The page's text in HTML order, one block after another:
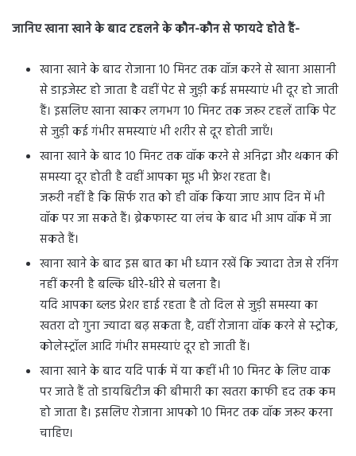
जानिए खाना खाने के बाद टहलने के कौन-कौन से फायदे होते हैं-
खाना खाने के बाद रोजाना 10 मिनट तक वॉज करने से खाना आसानी
से डाइजेस्ट हो जाता है वहीं पेट से जुड़ी कई समस्याएं भी दूर हो जाती
हैं। इसलिए खाना खाकर लगभग 10 मिनट तक जरूर टहलें ताकि पेट
से जुड़ी कई गंभीर समस्याएं भी शरीर से दूर होती जाएँ।
खाना खाने के बाद 10 मिनट तक वॉक करने से अनिद्रा और थकान की
समस्या दूर होती है वहीं आपका मूड भी फ्रेश रहता है।
जरूरी नहीं है कि सिर्फ रात को ही वॉक किया जाए आप दिन में भी
वॉक पर जा सकते हैं। ब्रेकफास्ट या लंच के बाद भी आप वॉक में जा
सकते हैं।
खाना खाने के बाद इस बात का भी ध्यान रखें कि ज्यादा तेज से रनिंग
नहीं करनी है बल्कि धीरे-धीरे से चलना है।
यदि आपका ब्लड प्रेशर हाई रहता है तो दिल से जुड़ी समस्या का
खतरा दो गुना ज्यादा बढ़ सकता है, वहीं रोजाना वॉक करने से स्ट्रोक,
कोलेस्ट्रॉल आदि गंभीर समस्याएं दूर हो जाती हैं।
खाना खाने के बाद यदि पार्क में या कहीं भी 10 मिनट के लिए वाक
पर जाते हैं तो डायबिटीज की बीमारी का खतरा काफी हद तक कम
हो जाता है। इसलिए रोजाना आपको 10 मिनट तक वॉक जरूर करना
चाहिए।